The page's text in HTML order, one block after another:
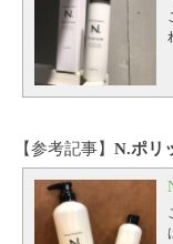
【参考記事】 N.ポリ